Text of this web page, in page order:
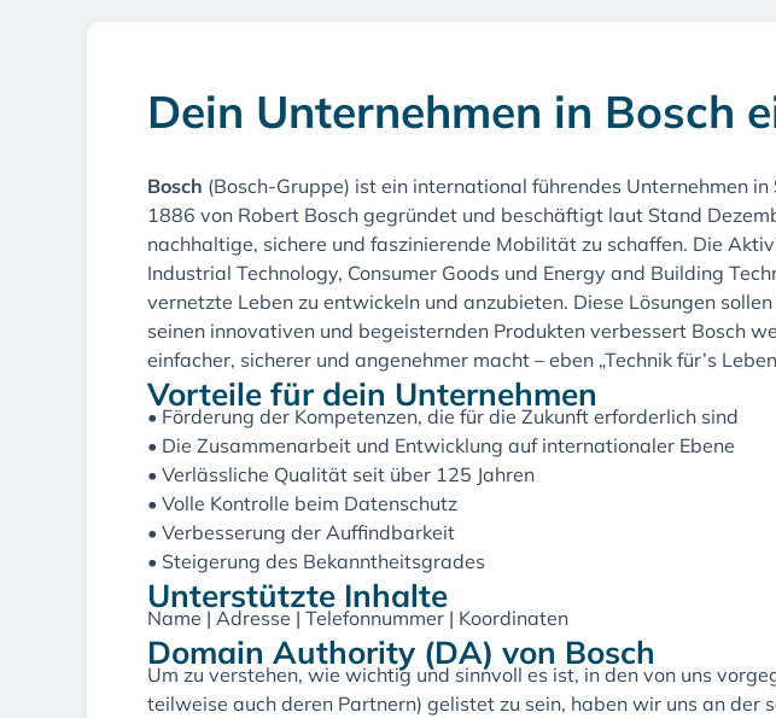
Dein Unternehmen in Bosch
Bosch (Bosch-Gruppe) ist ein international führendes Unternehmen
1886 von Robert Bosch gegründet und beschäftigt laut Stand
nachhaltige, sichere und faszinierende Mobilität zu schaffen. Die
Industrial Technology, Consumer Goods und Energy and Building
vernetzte Leben zu entwickeln und anzubieten. Diese Lösungen
seinen innovativen und begeisternden Produkten verbessert Bosch
einfacher, sicherer und angenehmer macht – eben „Technik für’s
Vorteile für dein Unternehmen
• Förderung der Kompetenzen, die für die Zukunft erforderlich sind
• Die Zusammenarbeit und Entwicklung auf internationaler Ebene
• Verlässliche Qualität seit über 125 Jahren
• Volle Kontrolle beim Datenschutz
• Verbesserung der Auffindbarkeit
• Steigerung des Bekanntheitsgrades
Unterstützte Inhalte
Name | Adresse | Telefonnummer | Koordinaten
Domain Authority (DA) von Bosch
Um zu verstehen, wie wichtig und sinnvoll es ist, in den von uns
teilweise auch deren Partnern) gelistet zu sein, haben wir uns an der